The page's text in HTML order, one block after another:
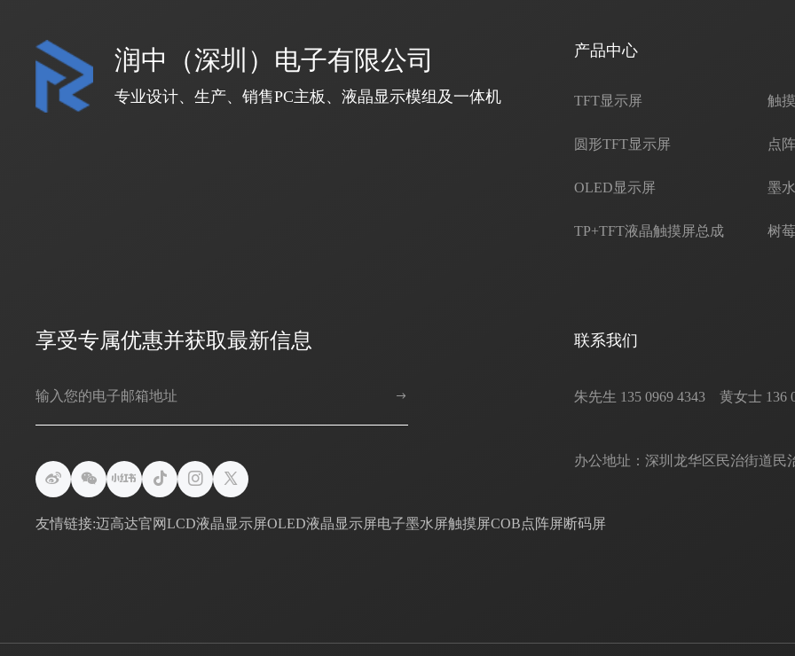
润中（深圳）电子有限公司
专业设计、生产、销售PC主板、液晶显示模组及一体机
产品中心
TFT显示屏
圆形TFT显示屏
OLED显示屏
TP+TFT液晶触摸屏总成
触
点
墨
树
享受专属优惠并获取最新信息 联系我们
朱先生 135 0969 4343    黄女士
办公地址：深圳龙华区民治街道民
友情链接:迈高达官网LCD液晶显示屏OLED液晶显示屏电子墨水屏触摸屏COB点阵屏断码屏